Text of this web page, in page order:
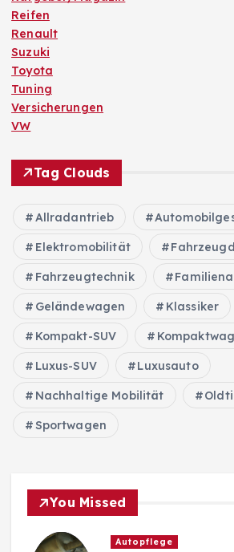
Reifen
Renault
Suzuki
Toyota
Tuning
Versicherungen
VW
Tag Clouds
Allradantrieb
Elektromobilität
Fahrzeugtechnik
Geländewagen Klassiker
Kompakt-SUV
Luxus-SUV Luxusauto
Nachhaltige Mobilität
Sportwagen
You Missed
Autopflege